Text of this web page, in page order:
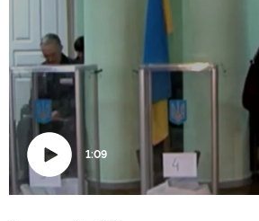
1:09